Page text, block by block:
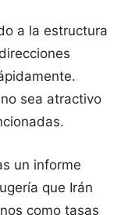
a la estructura
sea atractivo
un informe
que Irán
como tasas